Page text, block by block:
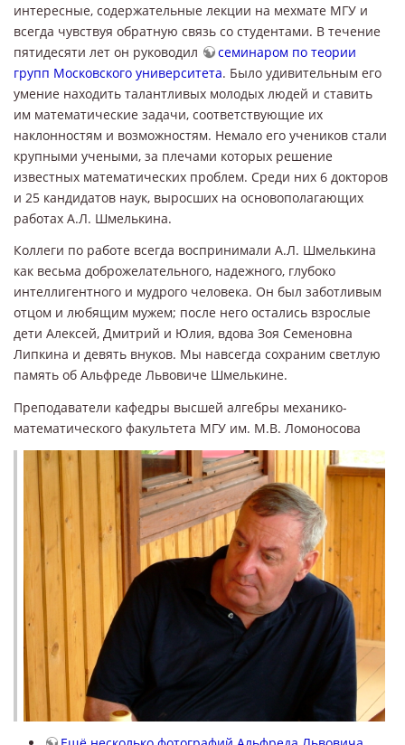
интересные, содержательные лекции на мехмате МГУ и
всегда чувствуя обратную связь со студентами. В течение
пятидесяти лет он руководил
семинаром по теории
групп Московского университета. Было удивительным его
умение находить талантливых молодых людей и ставить
им математические задачи, соответствующие их
наклонностям и возможностям. Немало его учеников стали
крупными учеными, за плечами которых решение
известных математических проблем. Среди них 6 докторов
и 25 кандидатов наук, выросших на основополагающих
работах А.Л. Шмелькина.
Коллеги по работе всегда воспринимали А.Л. Шмелькина
как весьма доброжелательного, надежного, глубоко
интеллигентного и мудрого человека. Он был заботливым
отцом и любящим мужем; после него остались взрослые
дети Алексей, Дмитрий и Юлия, вдова Зоя Семеновна
Липкина и девять внуков. Мы навсегда сохраним светлую
память об Альфреде Львовиче Шмелькине.
Преподаватели кафедры высшей алгебры механико-
математического факультета МГУ им. М.В. Ломоносова